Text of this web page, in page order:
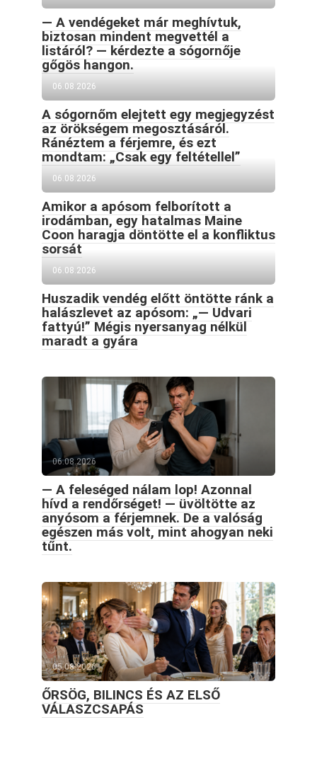
— A vendégeket már meghívtuk,
biztosan mindent megvettél a
listáról? — kérdezte a sógornője
gőgös hangon.
06.08.2026
A sógornőm elejtett egy megjegyzést
az örökségem megosztásáról.
Ránéztem a férjemre, és ezt
mondtam: „Csak egy feltétellel”
06.08.2026
Amikor a apósom felborított a
irodámban, egy hatalmas Maine
Coon haragja döntötte el a konfliktus
sorsát
06.08.2026
Huszadik vendég előtt öntötte ránk a
halászlevet az apósom: „— Udvari
fattyú!” Mégis nyersanyag nélkül
maradt a gyára
06.08.2026
— A feleséged nálam lop! Azonnal
hívd a rendőrséget! — üvöltötte az
anyósom a férjemnek. De a valóság
egészen más volt, mint ahogyan neki
tűnt.
05.08.2026
ŐRSÖG, BILINCS ÉS AZ ELSŐ
VÁLASZCSAPÁS